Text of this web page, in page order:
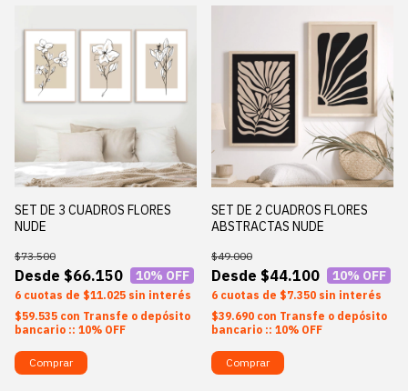
SET DE 3 CUADROS FLORES
NUDE
$66.150
$73.500
10% OFF
6 $11.025 sin interés
$59.535 con Transfe o depósito
bancario :: 10% OFF
Comprar
SET DE 2 CUADROS FLORES
ABSTRACTAS NUDE
$44.100
$49.000
10% OFF
6 $7.350 sin interés
$39.690 con Transfe o depósito
bancario :: 10% OFF
Comprar